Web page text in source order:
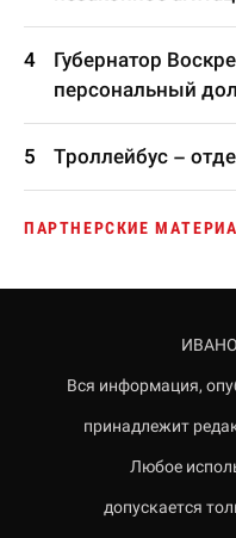
Губернатор
персональный
Троллейбус –
ПАРТНЕРСКИЕ
Вся информация,
принадлежит
Любое
допускается